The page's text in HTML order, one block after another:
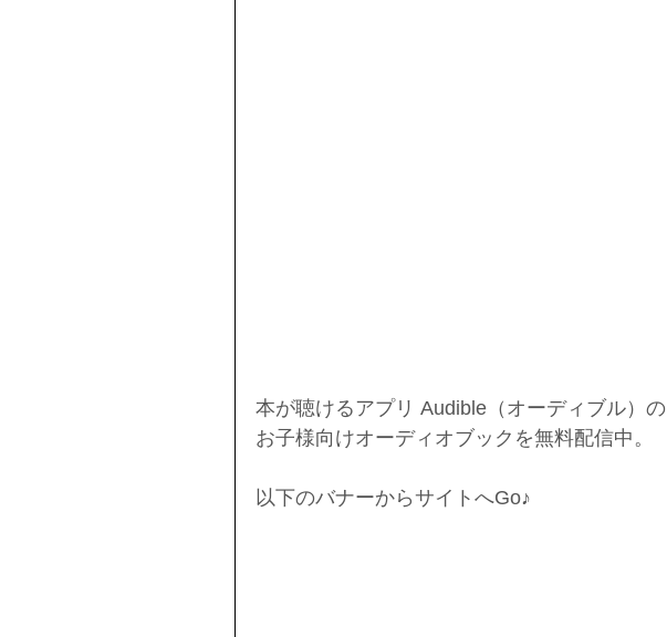
本が聴けるアプリ Audible（オーディブル）の
お子様向けオーディオブックを無料配信中。
以下のバナーからサイトへGo♪